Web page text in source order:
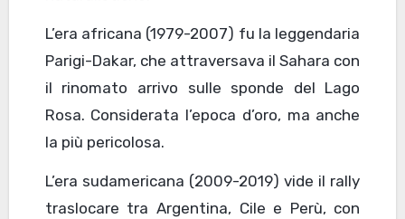
L’era africana (1979-2007) fu la leggendaria
Parigi-Dakar, che attraversava il Sahara con
il rinomato arrivo sulle sponde del Lago
Rosa. Considerata l’epoca d’oro, ma anche
la più pericolosa.
L’era sudamericana (2009-2019) vide il rally
traslocare tra Argentina, Cile e Perù, con